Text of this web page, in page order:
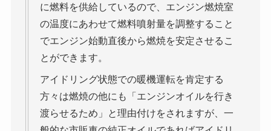
に燃料を供給しているので、エンジン燃焼室
の温度にあわせて燃料噴射量を調整すること
でエンジン始動直後から燃焼を安定させるこ
とができます。
アイドリング状態での暖機運転を肯定する
方々は燃焼の他にも「エンジンオイルを行き
渡らせるため」と理由付けをされますが、一